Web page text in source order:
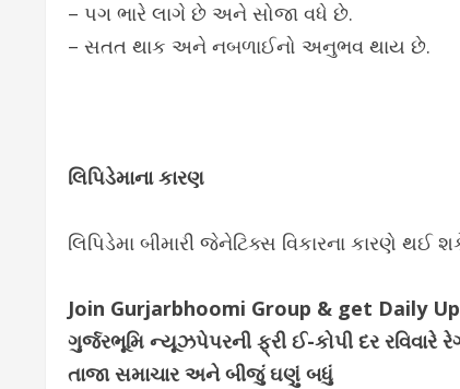
– પગ ભારે લાગે છે અને સોજા વધે છે.
– સતત થાક અને નબળાઈનો અનુભવ થાય છે.
લિપિડેમાના કારણ
લિપિડેમા બીમારી જેનેટિક્સ વિકારના કારણે
Join Gurjarbhoomi Group & get Daily
ગુર્જરભૂમિ ન્યૂઝપેપરની ફ્રી ઈ-કોપી દર
તાજા સમાચાર અને બીજું ઘણું બધું